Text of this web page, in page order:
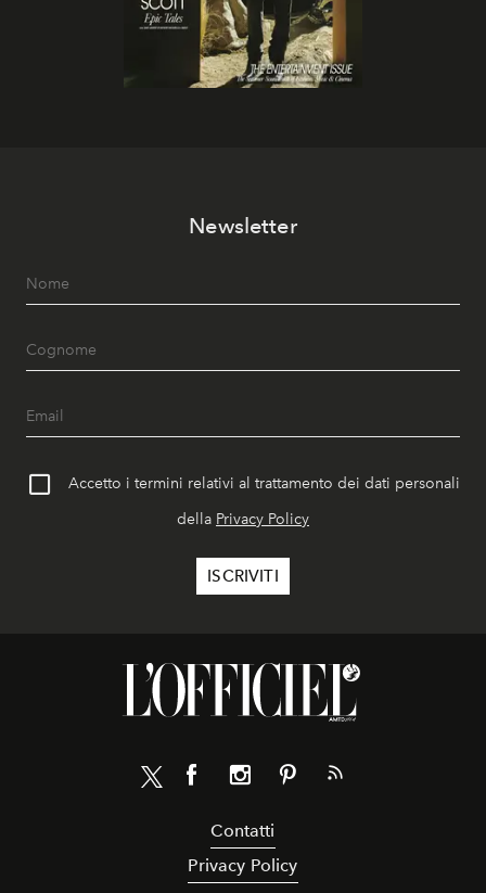
Newsletter
Accetto i termini relativi al trattamento dei dati personali
della Privacy Policy
Contatti
Privacy Policy